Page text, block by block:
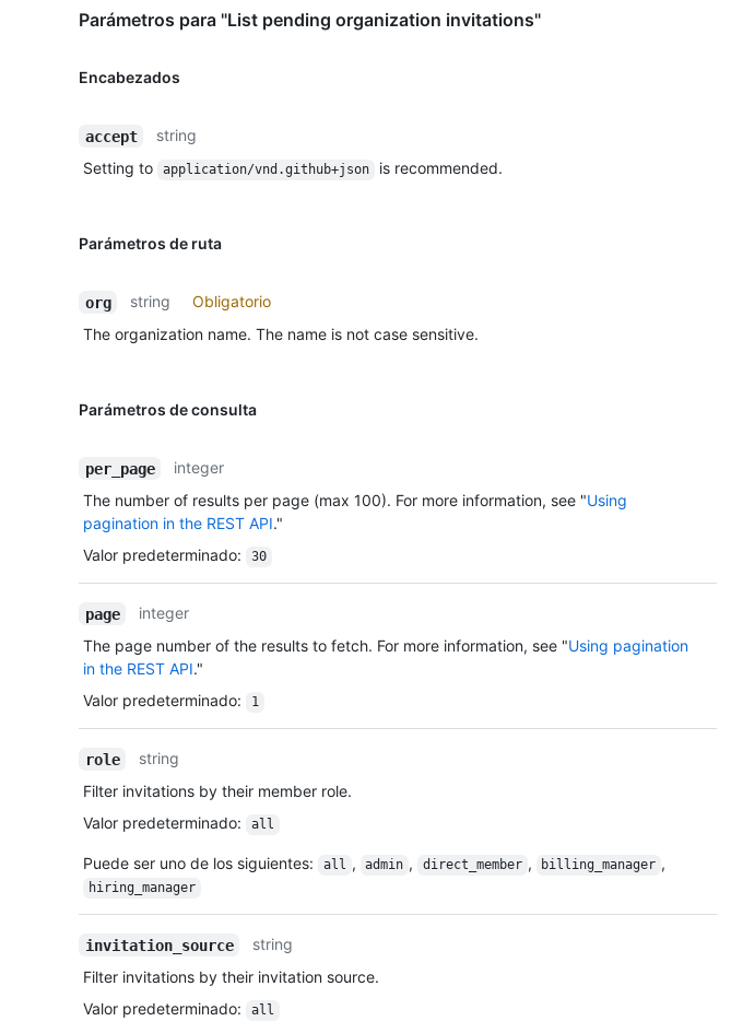
Parámetros para "List pending organization invitations"
Encabezados
accept
string
Setting to
application/vnd.github+json is recommended.
Parámetros de ruta
org string
Obligatorio
The organization name. The name is not case sensitive.
Parámetros de consulta
per_page
integer
The number of results per page (max 100). For more information, see "Using
pagination in the REST API."
Valor predeterminado: 30
page
integer
The page number of the results to fetch. For more information, see "Using pagination
in the REST API."
Valor predeterminado: 1
role
string
Filter invitations by their member role.
Valor predeterminado: all
Puede ser uno de los siguientes: all , admin , direct_member , billing_manager ,
hiring_manager
invitation_source
string
Filter invitations by their invitation source.
Valor predeterminado: all